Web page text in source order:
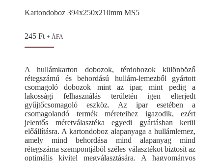
Kartondoboz 394x250x210mm MS5
245 Ft + ÁFA
A hullámkarton dobozok, térdobozok különböző
rétegszámú és behordású hullám-lemezből gyártott
csomagoló dobozok mint az ipar, mint pedig a
lakossági felhasználás területén igen elterjedt
gyűjtőcsomagoló eszköz. Az ipar esetében a
csomagolandó termék méreteihez igazodik, ezért
jelentős méretválasztéka egyedi gyártásban kerül
előállításra. A kartondoboz alapanyaga a hullámlemez,
amely mind behordása mind alapanyag mind
rétegszáma szempontjából széles választékot biztosít az
optimális kivitel megválasztására. A hagyományos